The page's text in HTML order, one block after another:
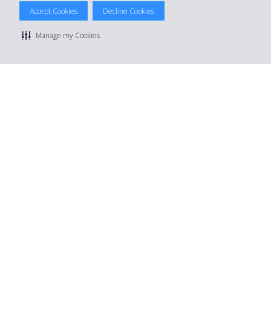
Accept Cookies Decline Cookies
Manage my Cookies
© 2026 The Hertz System, Inc.
Politique de confidentialité | Conditions d'utilisation du site
Conditions de location
Gérer mes cookies